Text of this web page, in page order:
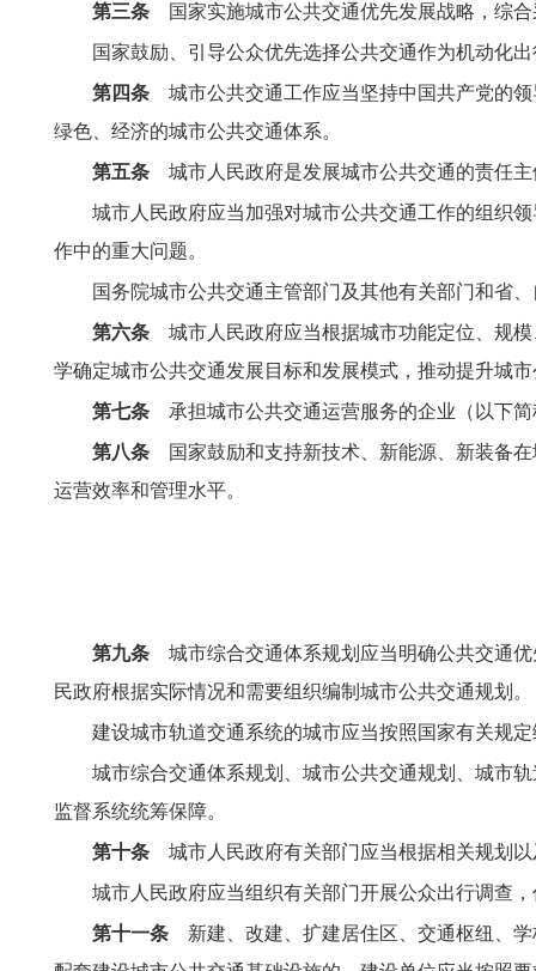
第三条 国家实施城市公共交通优先发展战略，综
国家鼓励、引导公众优先选择公共交通作为机动化
第四条 城市公共交通工作应当坚持中国共产党的
绿色、经济的城市公共交通体系。
第五条 城市人民政府是发展城市公共交通的责任主
城市人民政府应当加强对城市公共交通工作的组织
作中的重大问题。
国务院城市公共交通主管部门及其他有关部门和省
第六条 城市人民政府应当根据城市功能定位、规
学确定城市公共交通发展目标和发展模式，推动提升城
第七条 承担城市公共交通运营服务的企业（以下
第八条 国家鼓励和支持新技术、新能源、新装备
运营效率和管理水平。
第九条 城市综合交通体系规划应当明确公共交通
民政府根据实际情况和需要组织编制城市公共交通规划。
建设城市轨道交通系统的城市应当按照国家有关规
城市综合交通体系规划、城市公共交通规划、城市
监督系统统筹保障。
第十条 城市人民政府有关部门应当根据相关规划
城市人民政府应当组织有关部门开展公众出行调查
第十一条 新建、改建、扩建居住区、交通枢纽、